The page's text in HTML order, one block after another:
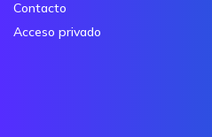
Contacto
Acceso privado